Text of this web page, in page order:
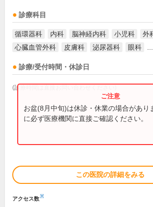
診療科目
循環器科 内科 脳神経内科 小児科 外
心臓血管外科
皮膚科 泌尿器科 眼科
診療/受付時間・休診日
(診療時間は直接お問い合わせください)
お盆(8月中旬)は休診・休業の場合があり
に必ず医療機関に直接ご確認ください。
この医院の詳細をみる
アクセス数※